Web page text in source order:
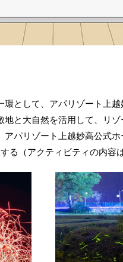
として、アパリゾート上
と大自然を活用して、リゾ
パリゾート上越妙高公式ホ
る（アクティビティの内容